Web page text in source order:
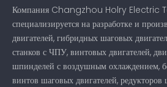
Компания Changzhou Holry Electric
специализируется на разработке и
двигателей, гибридных шаговых
станков с ЧПУ, винтовых двигателей,
шпинделей с воздушным охлаждением,
винтов шаговых двигателей, редукторов